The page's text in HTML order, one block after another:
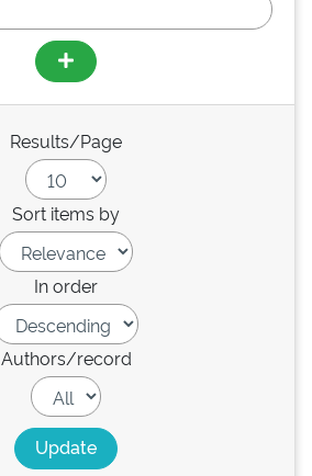
Results/Page
Sort items by
In order
Authors/record